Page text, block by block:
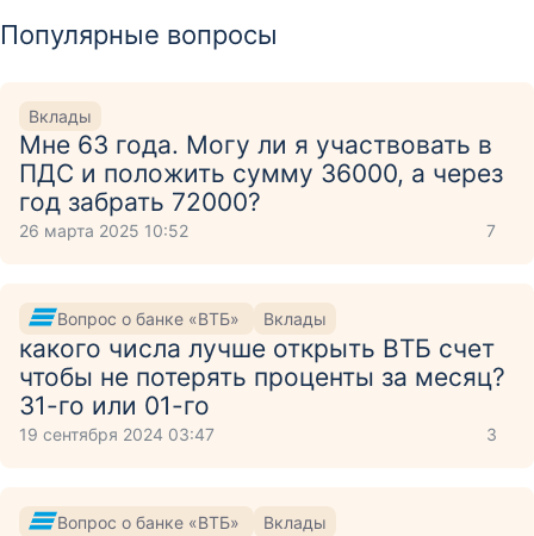
Популярные вопросы
Вклады
Мне 63 года. Могу ли я участвовать в
ПДС и положить сумму 36000, а через
год забрать 72000?
26 марта 2025 10:52 7
Вопрос о банке «ВТБ» Вклады
какого числа лучше открыть ВТБ счет
чтобы не потерять проценты за месяц?
31-го или 01-го
19 сентября 2024 03:47 3
Вопрос о банке «ВТБ» Вклады